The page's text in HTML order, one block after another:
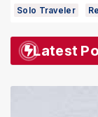
Solo Traveler
Latest
Hostel Aman